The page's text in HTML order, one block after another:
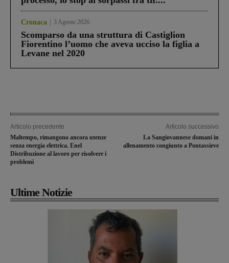
Cronaca 3 Agosto 2026
Scomparso da una struttura di Castiglion
Fiorentino l’uomo che aveva ucciso la figlia a
Levane nel 2020
Articolo precedente
Maltempo, rimangono ancora utenze
senza energia elettrica. Enel
Distribuzione al lavoro per risolvere i
problemi
Articolo successivo
La Sangiovannese domani in
allenamento congiunto a Pontassieve
Ultime Notizie